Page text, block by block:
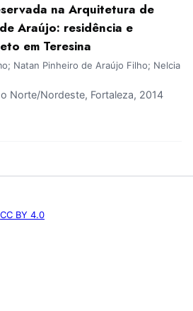
na Arquitetura de
Araújo: residência e
em Teresina
Natan Pinheiro de Araújo Filho; Nelcia
Norte/Nordeste, Fortaleza, 2014
CC BY 4.0